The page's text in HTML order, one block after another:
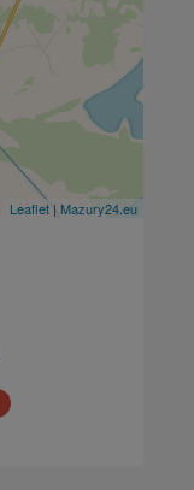
Leaflet | Mazury24.eu